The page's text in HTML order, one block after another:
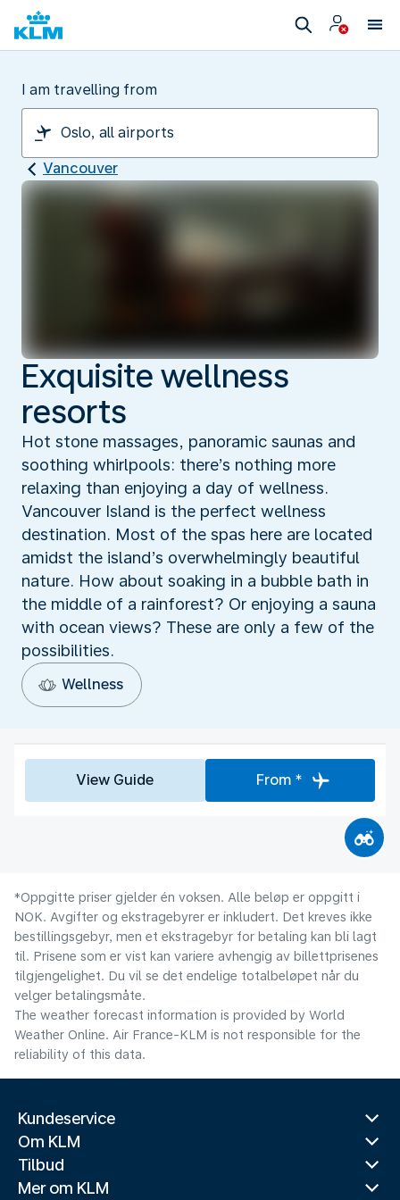
I am travelling from
Vancouver
Exquisite wellness
resorts
Hot stone massages, panoramic saunas and
soothing whirlpools: there’s nothing more
relaxing than enjoying a day of wellness.
Vancouver Island is the perfect wellness
destination. Most of the spas here are located
amidst the island’s overwhelmingly beautiful
nature. How about soaking in a bubble bath in
the middle of a rainforest? Or enjoying a sauna
with ocean views? These are only a few of the
possibilities.
Wellness
View Guide From *
*Oppgitte priser gjelder én voksen. Alle beløp er oppgitt i
NOK. Avgifter og ekstragebyrer er inkludert. Det kreves ikke
bestillingsgebyr, men et ekstragebyr for betaling kan bli lagt
til. Prisene som er vist kan variere avhengig av billettprisenes
tilgjengelighet. Du vil se det endelige totalbeløpet når du
velger betalingsmåte.
The weather forecast information is provided by World
Weather Online. Air France-KLM is not responsible for the
reliability of this data.
Kundeservice
Om KLM
Tilbud
Mer om KLM